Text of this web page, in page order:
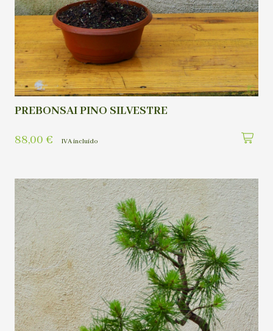
PREBONSAI PINO SILVESTRE
88,00 € IVA incluído